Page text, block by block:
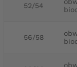
52/54
56/58